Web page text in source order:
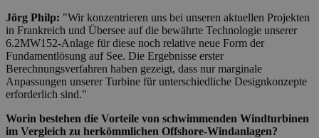
Jörg Philp: "Wir konzentrieren uns bei unseren aktuellen Projekten
in Frankreich und Übersee auf die bewährte Technologie unserer
6.2MW152-Anlage für diese noch relative neue Form der
Fundamentlösung auf See. Die Ergebnisse erster
Berechnungsverfahren haben gezeigt, dass nur marginale
Anpassungen unserer Turbine für unterschiedliche Designkonzepte
erforderlich sind."
Worin bestehen die Vorteile von schwimmenden Windturbinen
im Vergleich zu herkömmlichen Offshore-Windanlagen?